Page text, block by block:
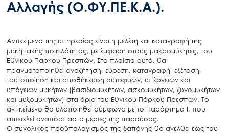
Αλλαγής (Ο.ΦΥ.ΠΕ.Κ.Α.).
Αντικείμενο της υπηρεσίας είναι η μελέτη και καταγραφή της
μυκητιακής ποικιλότητας, με έμφαση στους μακρομύκητες, του
Εθνικού Πάρκου Πρεσπών. Στο πλαίσιο αυτό, θα
πραγματοποιηθεί αναζήτηση, εύρεση, καταγραφή, εξέταση,
ταυτοποίηση και αποθήκευση αυτοφυών, υπέργειων και
υπόγειων μυκήτων (βασιδιομυκήτων, ασκομυκήτων, ζυγομυκήτων
και μυξομυκήτων) στα όρια του Εθνικού Πάρκου Πρεσπών. Το
αντικείμενο θα υλοποιηθεί σύμφωνα με το Παράρτημα Ι, που
αποτελεί αναπόσπαστο μέρος της παρούσας.
Ο συνολικός προϋπολογισμός της δαπάνης θα ανέλθει έως του